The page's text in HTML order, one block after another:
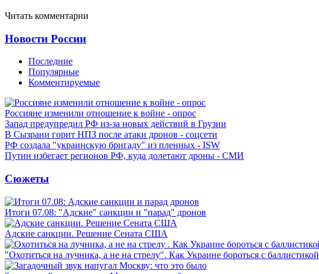
Читать комментарии
Новости России
Последние
Популярные
Комментируемые
Россияне изменили отношение к войне - опрос
Запад предупредил РФ из-за новых действий в Грузии
В Сызрани горит НПЗ после атаки дронов - соцсети
РФ создала "украинскую бригаду" из пленных - ISW
Путин избегает регионов РФ, куда долетают дроны - СМИ
Сюжеты
Итоги 07.08: "Адские" санкции и "парад" дронов
Адские санкции. Решение Сената США
"Охотиться на лучника, а не на стрелу". Как Украине бороться с баллистикой